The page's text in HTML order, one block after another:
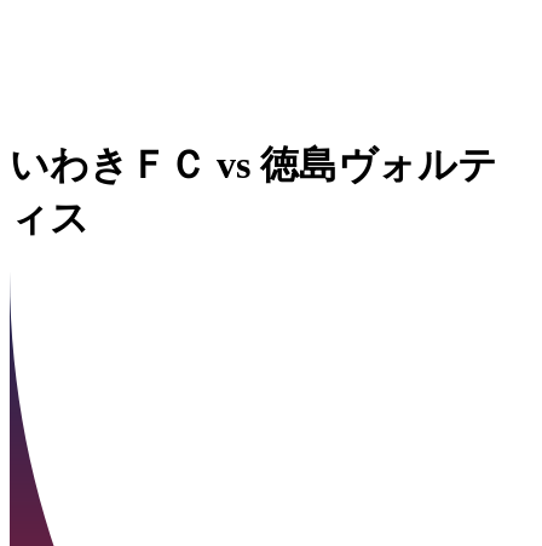
いわきＦＣ vs 徳島ヴォルテ
ィス